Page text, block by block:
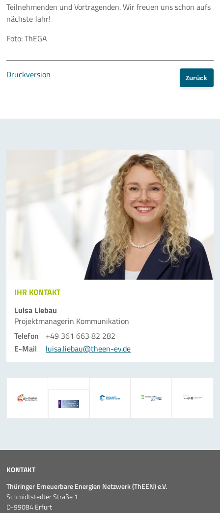
Teilnehmenden und Vortragenden. Wir freuen uns schon aufs
nächste Jahr!
Foto: ThEGA
Druckversion Zurück
IHR KONTAKT
Luisa Liebau
Projektmanagerin Kommunikation
Telefon
+49 361 663 82 282
E-Mail
luisa.liebau@theen-ev.de
KONTAKT
Thüringer Erneuerbare Energien Netzwerk (ThEEN) e.V.
Schmidtstedter Straße 1
D-99084 Erfurt